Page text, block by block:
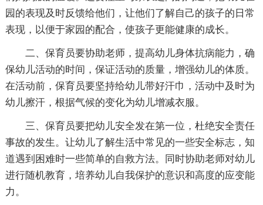
园的表现及时反馈给他们，让他们了解自己的孩子的日常
表现，以便于家园的配合，使孩子更能健康的成长。
二、保育员要协助老师，提高幼儿身体抗病能力，确
保幼儿活动的时间，保证活动的质量，增强幼儿的体质。
在活动前，保育员要坚持给幼儿带好汗巾，活动中及时为
幼儿擦汗，根据气候的变化为幼儿增减衣服。
三、保育员要把幼儿安全发在第一位，杜绝安全责任
事故的发生。让幼儿了解生活中常见的一些安全标志，知
道遇到困难时一些简单的自救方法。同时协助老师对幼儿
进行随机教育，培养幼儿自我保护的意识和高度的应变能
力。